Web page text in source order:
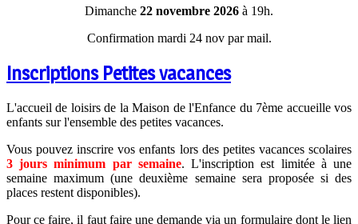
Dimanche 22 novembre 2026 à 19h.
Confirmation mardi 24 nov par mail.
Inscriptions Petites vacances
L'accueil de loisirs de la Maison de l'Enfance du 7ème accueille vos
enfants sur l'ensemble des petites vacances.
Vous pouvez inscrire vos enfants lors des petites vacances scolaires
3 jours minimum par semaine. L'inscription est limitée à une
semaine maximum (une deuxième semaine sera proposée si des
places restent disponibles).
Pour ce faire, il faut faire une demande via un formulaire dont le lien